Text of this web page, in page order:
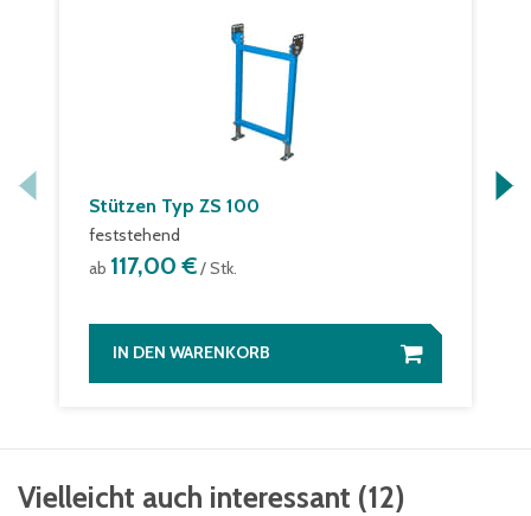
Stützen Typ ZS 100
feststehend
ab 117,00 €/ Stk.
IN DEN WARENKORB
Vielleicht auch interessant (12)